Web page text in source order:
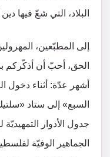
البلاد، التي شعّ فيها
إلى المطبّعين،
الحق، أحبّ أن أذكّركم
أشهر عدّة: أثناء دخول
السبع» إلى ستاد
جدول الأدوار
الجماهير الوفيّة